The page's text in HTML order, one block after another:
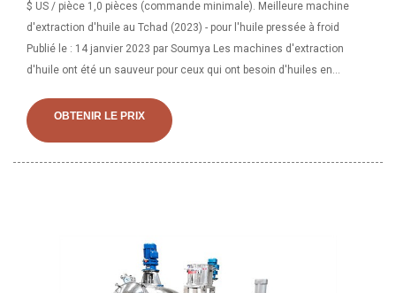
$ US / pièce 1,0 pièces (commande minimale). Meilleure machine
d'extraction d'huile au Tchad (2023) - pour l'huile pressée à froid
Publié le : 14 janvier 2023 par Soumya Les machines d'extraction
d'huile ont été un sauveur pour ceux qui ont besoin d'huiles en
OBTENIR LE PRIX